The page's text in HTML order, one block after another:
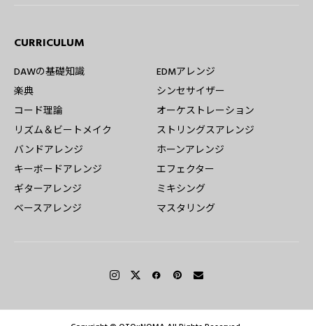
CURRICULUM
DAWの基礎知識
楽典
コード理論
リズム＆ビートメイク
バンドアレンジ
キーボードアレンジ
ギターアレンジ
ベースアレンジ
EDMアレンジ
シンセサイザー
オーケストレーション
ストリングスアレンジ
ホーンアレンジ
エフェクター
ミキシング
マスタリング